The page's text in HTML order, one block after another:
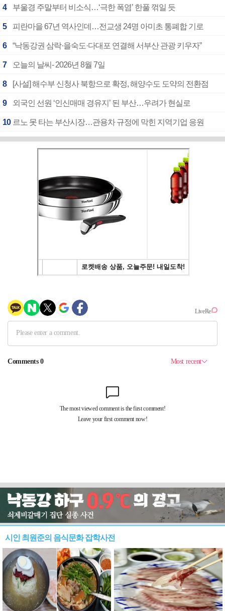
4 부울경 주말부터 비소식…‘극한 폭염’ 한풀 꺾일 듯
5 피란마을 67년 역사인데…전교생 24명 아미초 통폐합 기로
6 “낙동강권 삼락·을숙도·다대포 연결해 서부산 관광 키우자”
7 오늘의 날씨- 2026년 8월 7일
8 [사설] 해수부 신청사 북항으로 확정, 해양수도 도약의 전환점
9 외국인 선원 ‘인신매매 경유지’ 된 부산…우려가 현실로
10 르노 못 타는 부산시장…관용차 규정에 막힌 지역기업 응원
시인 최원준의 음식문화 잡학사전